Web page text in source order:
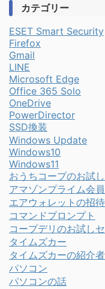
カテゴリー
ESET Smart Security
Firefox
Gmail
LINE
Microsoft Edge
Office 365 Solo
OneDrive
PowerDirector
SSD換装
Windows Update
Windows10
Windows11
おうちコープのお試
アマゾンプライム会
エアウォレットの招
コマンドプロンプト
コープデリのお試し
タイムズカー
タイムズカーの紹介
パソコン
パソコンの話